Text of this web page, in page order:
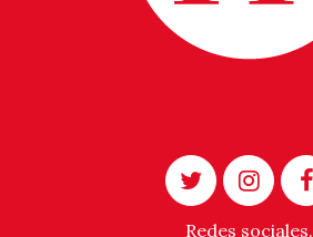
Redes sociales.